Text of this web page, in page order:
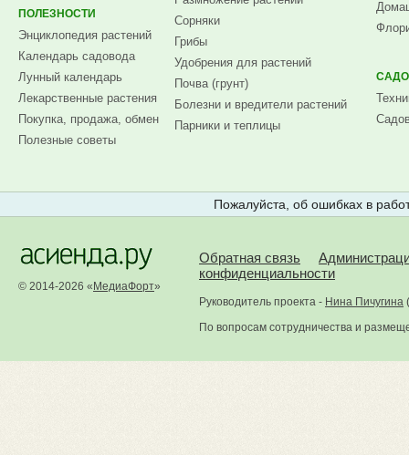
ПОЛЕЗНОСТИ
Энциклопедия растений
Календарь садовода
Лунный календарь
Лекарственные растения
Покупка, продажа, обмен
Полезные советы
Сорняки
Грибы
Удобрения для растений
Почва (грунт)
Болезни и вредители растений
Парники и теплицы
Пожалуйста, об ошибках в
© 2014-2026 « МедиаФорт»
Обратная связь
конфиденциальности
Руководитель проекта - Нина Пичугина (
По вопросам сотрудничества и